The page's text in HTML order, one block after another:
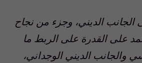
الديني، وجزء من نجاح
على القدرة على الربط ما
والجانب الديني الوجداني،